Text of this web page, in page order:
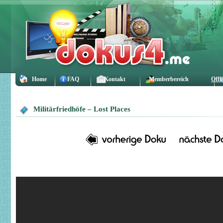
Home FAQ Kontakt Memberbereich
Militärfriedhöfe – Lost Places